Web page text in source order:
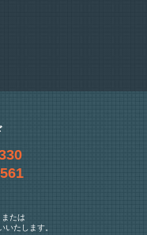
たは
いたします。